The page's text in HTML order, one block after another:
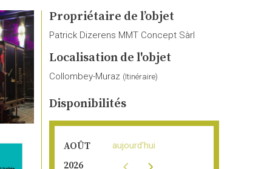
Propriétaire de l’objet
Patrick Dizerens MMT Concept Sàrl
Localisation de l'objet
Collombey-Muraz (Itinéraire)
Disponibilités
AOÛT
2026
aujourd'hui